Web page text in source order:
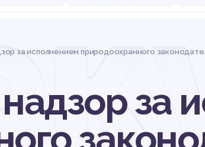
за исполнением природоохранного
за